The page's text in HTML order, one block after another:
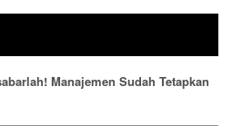
Manajemen Sudah Tetapkan